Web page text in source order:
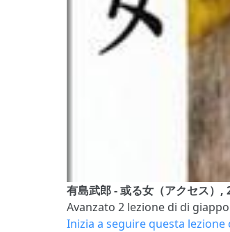
有島武郎 - 或る女（アクセス）,
Avanzato 2 lezione di di
Inizia a seguire questa lezione